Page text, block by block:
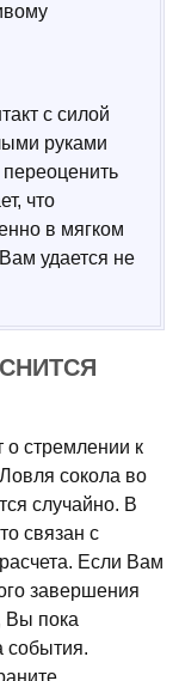
с силой
руками
переоценить
что
в мягком
удается не
о стремлении к
сокола во
случайно. В
связан с
Если Вам
завершения
Вы пока
события.